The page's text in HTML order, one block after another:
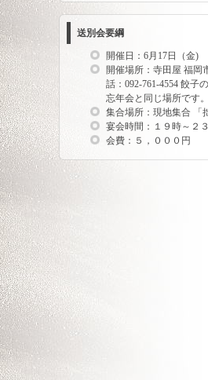
送別会要綱
開催日：6月17日（金)
開催場所：寺田屋 福岡
話：092-761-4554 餃子
忘年会と同じ場所です
集合場所：現地集合 「
宴会時間：１９時～２
会費：５，０００円